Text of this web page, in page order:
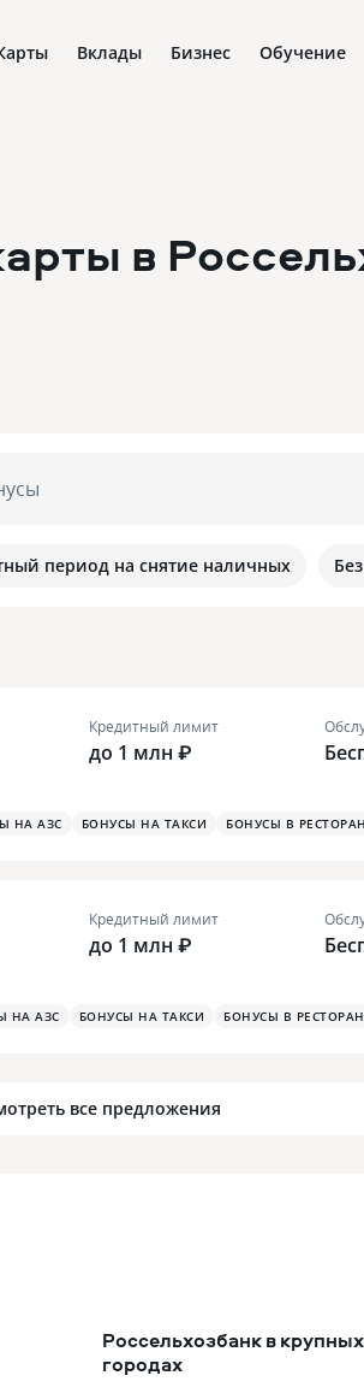
Вклады Бизнес Обучение
в
период на снятие наличных
Кредитный лимит
до 1 млн ₽
НА АЗС БОНУСЫ НА ТАКСИ БОНУСЫ В
Кредитный лимит
до 1 млн ₽
НА АЗС БОНУСЫ НА ТАКСИ БОНУСЫ В
все предложения
Россельхозбанк в крупных
городах